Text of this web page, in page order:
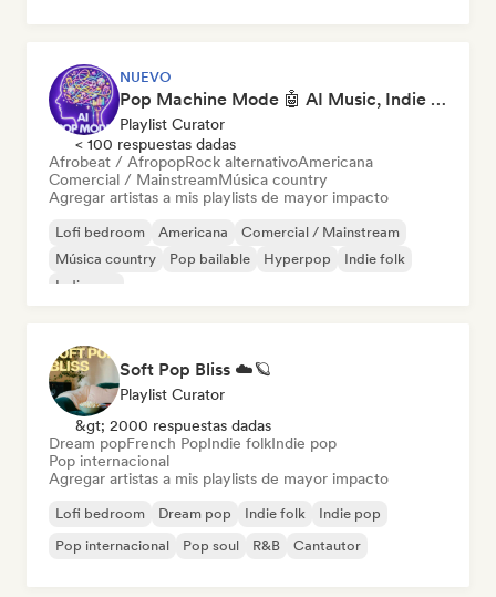
NUEVO
Pop Machine Mode 🤖 AI Music, Indie Pop & Dream Pop
Playlist Curator
< 100 respuestas dadas
Afrobeat / AfropopRock alternativoAmericana
Comercial / MainstreamMúsica country
Agregar artistas a mis playlists de mayor impacto
Lofi bedroom Americana
Comercial / Mainstream
Música country
Pop bailable Hyperpop
Indie folk
Indie pop
Soft Pop Bliss ☁️🪐
Playlist Curator
&gt; 2000 respuestas dadas
Dream popFrench PopIndie folkIndie pop
Pop internacional
Agregar artistas a mis playlists de mayor impacto
Lofi bedroom Dream pop Indie folk
Indie pop
Pop internacional
Pop soul R&B Cantautor